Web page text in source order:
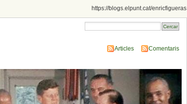
https://blogs.elpunt.cat/enricfigueras
Articles Comentaris